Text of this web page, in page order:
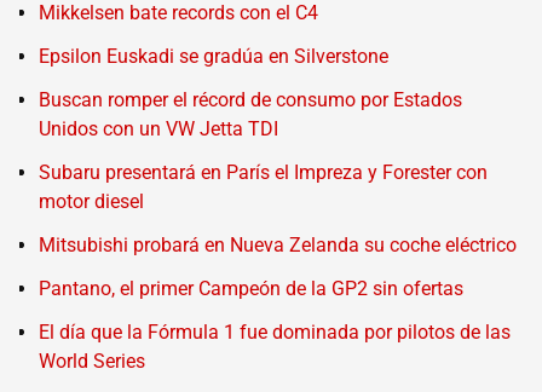
Mikkelsen bate records con el C4
Epsilon Euskadi se gradúa en Silverstone
Buscan romper el récord de consumo por Estados
Unidos con un VW Jetta TDI
Subaru presentará en París el Impreza y Forester con
motor diesel
Mitsubishi probará en Nueva Zelanda su coche eléctrico
Pantano, el primer Campeón de la GP2 sin ofertas
El día que la Fórmula 1 fue dominada por pilotos de las
World Series